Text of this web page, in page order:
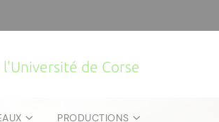
de Corse
PRODUCTIONS